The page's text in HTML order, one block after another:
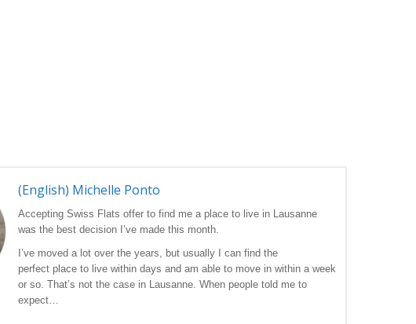
(English) Michelle Ponto
Accepting Swiss Flats offer to find me a place to live in Lausanne
was the best decision I’ve made this month.
I’ve moved a lot over the years, but usually I can find the
perfect place to live within days and am able to move in within a week
or so. That’s not the case in Lausanne. When people told me to
expect…